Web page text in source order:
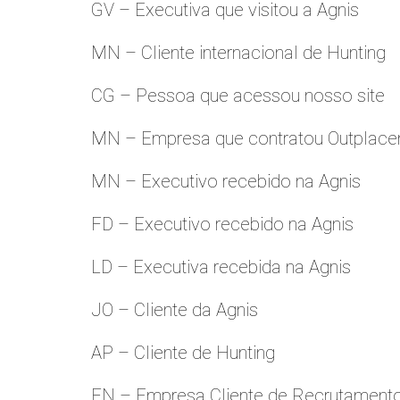
GV – Executiva que visitou a Agnis
MN – Cliente internacional de Hunting
CG – Pessoa que acessou nosso site
MN – Empresa que contratou
MN – Executivo recebido na Agnis
FD – Executivo recebido na Agnis
LD – Executiva recebida na Agnis
JO – Cliente da Agnis
AP – Cliente de Hunting
FN – Empresa Cliente de